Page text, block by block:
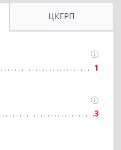
ЦКЕРП
1
3